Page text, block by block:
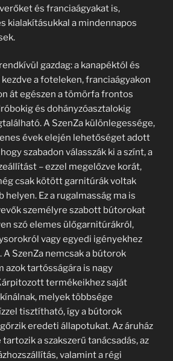
és franciaágyakat is,
kialakításukkal a mindennapos
gazdag: a kanapéktól és
a foteleken, franciaágyakon
át egészen a tömörfa frontos
és dohányzóasztalokig
A SzenZa különlegessége,
évek elején lehetőséget adott
szabadon válasszák ki a színt, a
– ezzel megelőzve korát,
csak kötött garnitúrák voltak
Ez a rugalmasság ma is
személyre szabott bútorokat
szó elemes ülőgarnitúrákról,
vagy egyedi igényekhez
SzenZa nemcsak a bútorok
azok tartósságára is nagy
termékeikhez saját
melyek többsége
tisztítható, így a bútorok
eredeti állapotukat. Az áruház
a szakszerű tanácsadás, az
valamint a régi